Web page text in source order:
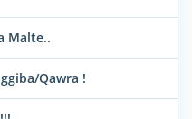
Malte..
Qawra !